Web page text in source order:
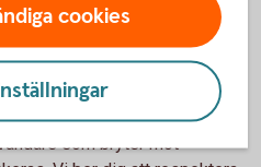
vill vi att man håller en trevlig
plocka bort kommentarer som
som bryter mot
cookies